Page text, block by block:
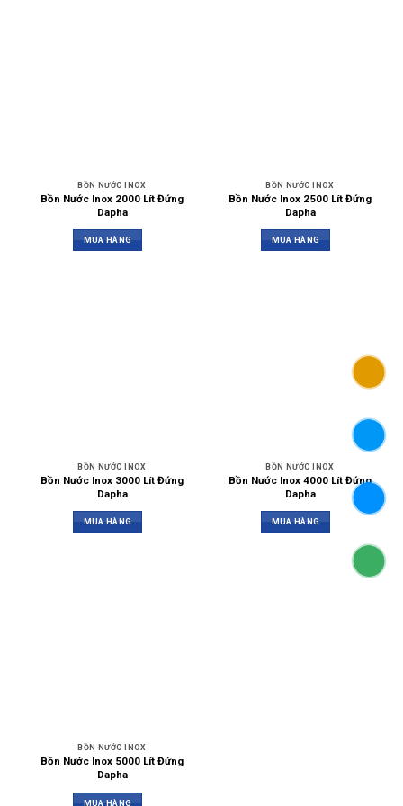
BỒN NƯỚC INOX
Bồn Nước Inox 2000 Lít Đứng
Dapha
MUA HÀNG
BỒN NƯỚC INOX
Bồn Nước Inox 2500 Lít Đứng
Dapha
MUA HÀNG
BỒN NƯỚC INOX
Bồn Nước Inox 3000 Lít Đứng
Dapha
MUA HÀNG
BỒN NƯỚC INOX
Bồn Nước Inox 4000 Lít Đứng
Dapha
MUA HÀNG
BỒN NƯỚC INOX
Bồn Nước Inox 5000 Lít Đứng
Dapha
MUA HÀNG